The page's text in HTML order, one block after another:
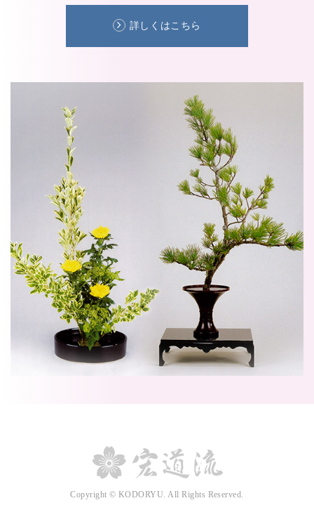
詳しくはこちら
Copyright © KODORYU. All Rights Reserved.